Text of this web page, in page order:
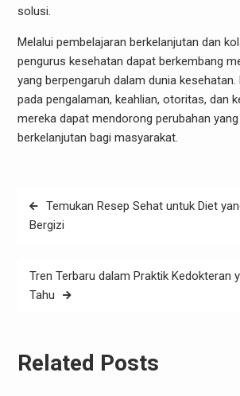
solusi.
Melalui pembelajaran berkelanjutan dan
pengurus kesehatan dapat berkembang
yang berpengaruh dalam dunia
pada pengalaman, keahlian, otoritas, dan
mereka dapat mendorong perubahan
berkelanjutan bagi masyarakat.
Post
navigation
Temukan Resep Sehat untuk Diet
Bergizi
Tren Terbaru dalam Praktik Kedokteran
Tahu
Related Posts